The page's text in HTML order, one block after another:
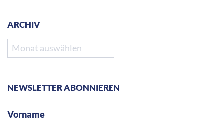
ARCHIV
Archiv
NEWSLETTER ABONNIEREN
Vorname